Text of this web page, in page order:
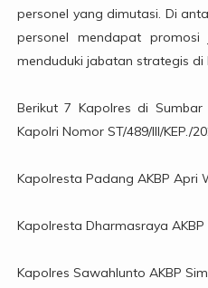
personel yang dimutasi. Di
personel mendapat
menduduki jabatan strategis di
Berikut 7 Kapolres di
Kapolri Nomor ST/489/III/KEP./
Kapolresta Padang AKBP Apri
Kapolresta Dharmasraya
Kapolres Sawahlunto AKBP